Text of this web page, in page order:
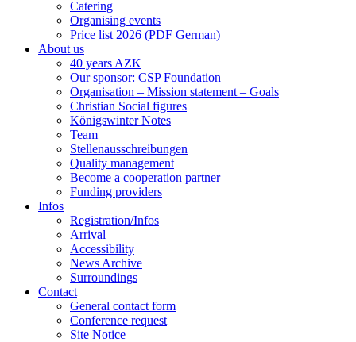
Catering
Organising events
Price list 2026 (PDF German)
About us
40 years AZK
Our sponsor: CSP Foundation
Organisation – Mission statement – Goals
Christian Social figures
Königswinter Notes
Team
Stellenausschreibungen
Quality management
Become a cooperation partner
Funding providers
Infos
Registration/Infos
Arrival
Accessibility
News Archive
Surroundings
Contact
General contact form
Conference request
Site Notice